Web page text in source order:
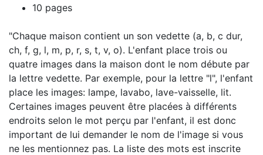
10 pages
"Chaque maison contient un son vedette (a, b, c dur,
ch, f, g, l, m, p, r, s, t, v, o). L'enfant place trois ou
quatre images dans la maison dont le nom débute par
la lettre vedette. Par exemple, pour la lettre "l", l'enfant
place les images: lampe, lavabo, lave-vaisselle, lit.
Certaines images peuvent être placées à différents
endroits selon le mot perçu par l'enfant, il est donc
important de lui demander le nom de l'image si vous
ne les mentionnez pas. La liste des mots est inscrite